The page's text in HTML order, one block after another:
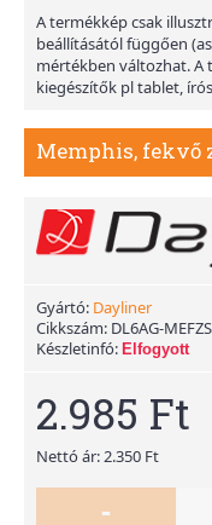
A termékkép csak
beállításától függően
mértékben változhat. A
kiegészítők pl tablet,
Memphis, fekvő
Gyártó: Dayliner
Cikkszám: DL6AG-
Készletinfó: Elfogyott
2.985 Ft
Nettó ár: 2.350 Ft
-